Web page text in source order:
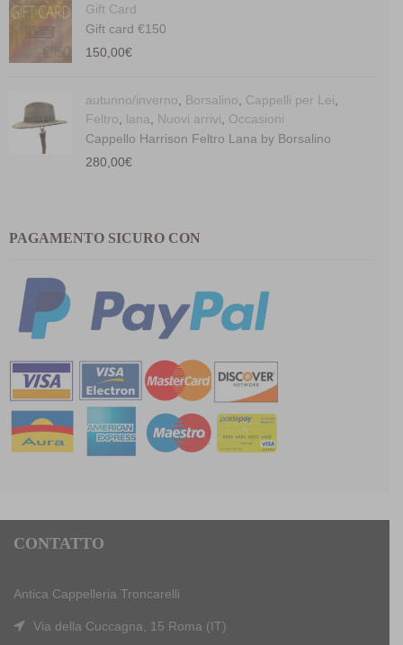
Gift Card
Gift card €150
150,00€
autunno/inverno Borsalino Cappelli per Lei
Feltro
lana Nuovi arrivi
Occasioni
Cappello Harrison Feltro Lana by Borsalino
280,00€
PAGAMENTO SICURO CON
CONTATTO
Antica Cappelleria Troncarelli
Via della Cuccagna, 15 Roma (IT)